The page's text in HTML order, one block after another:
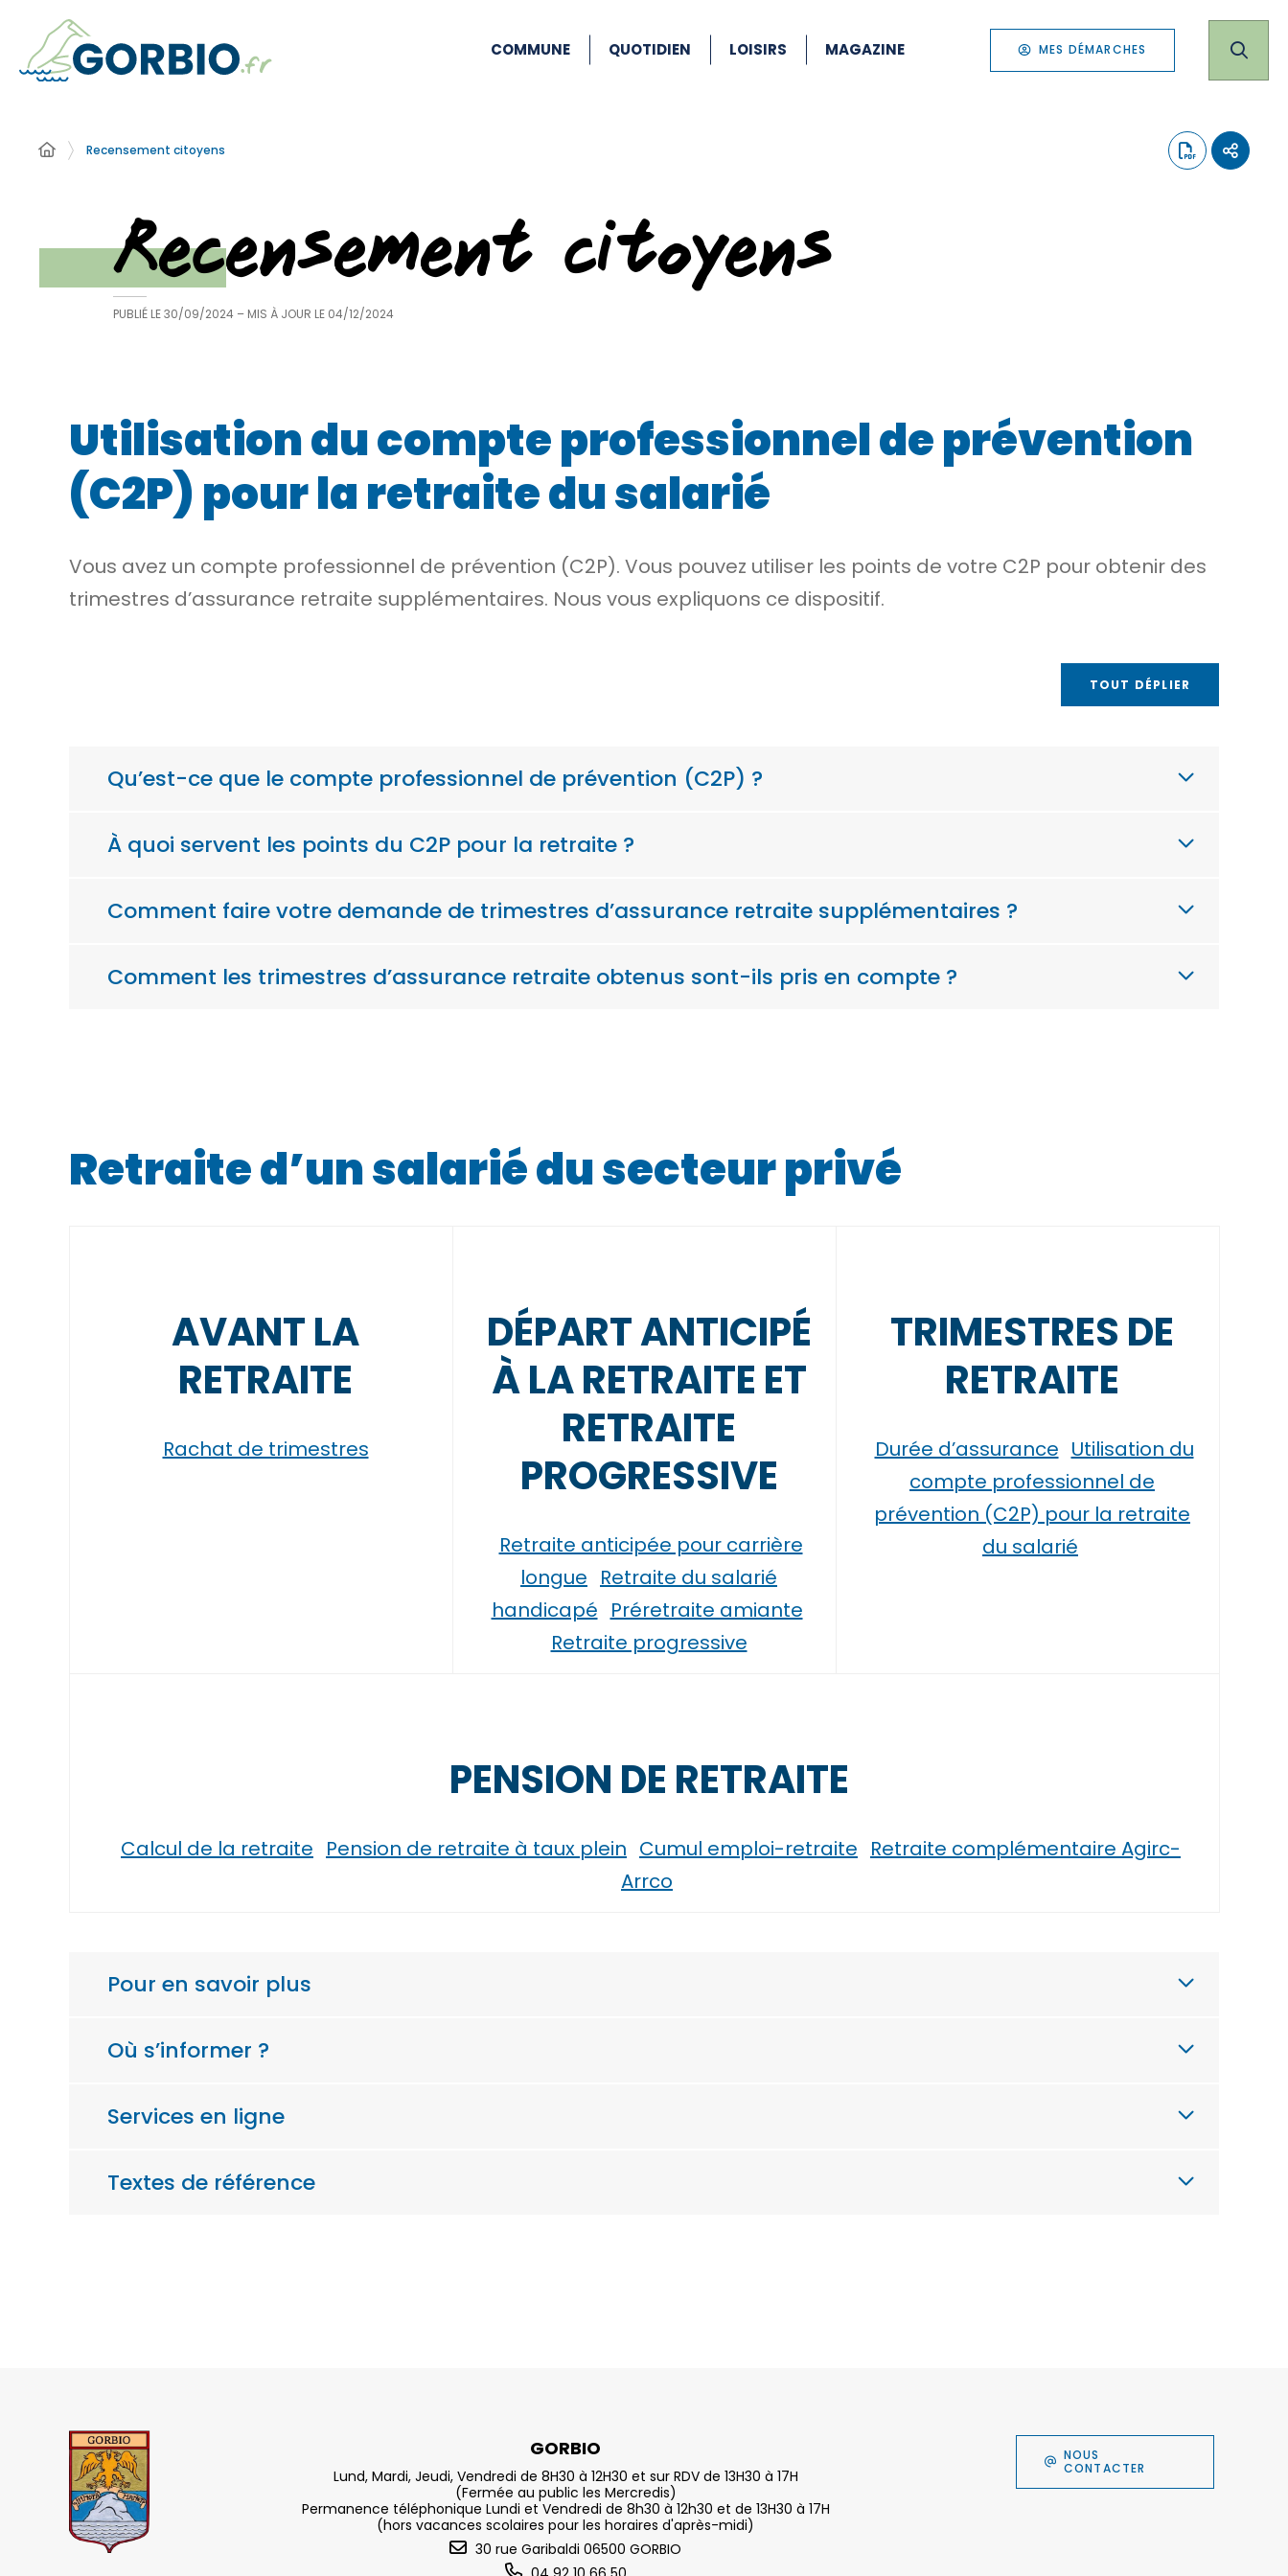
COMMUNE QUOTIDIEN LOISIRS MAGAZINE MES DÉMARCHES
Recensement citoyens
Recensement citoyens
PUBLIÉ LE30/09/2024 – MIS À JOUR LE 04/12/2024
Utilisation du compte professionnel de prévention
(C2P) pour la retraite du salarié
Vous avez un compte professionnel de prévention (C2P). Vous pouvez utiliser les points de votre C2P pour obtenir des
trimestres d’assurance retraite supplémentaires. Nous vous expliquons ce dispositif.
TOUT DÉPLIER
Qu’est-ce que le compte professionnel de prévention (C2P) ?
À quoi servent les points du C2P pour la retraite ?
Comment faire votre demande de trimestres d’assurance retraite supplémentaires ?
Comment les trimestres d’assurance retraite obtenus sont-ils pris en compte ?
Retraite d’un salarié du secteur privé
AVANT LA
RETRAITE
Rachat de trimestres
DÉPART ANTICIPÉ
À LA RETRAITE ET
RETRAITE
PROGRESSIVE
Retraite anticipée pour carrière
longue Retraite du salarié
handicapé Préretraite amiante
Retraite progressive
TRIMESTRES DE
RETRAITE
Durée d’assurance Utilisation du
compte professionnel de
prévention (C2P) pour la retraite
du salarié
PENSION DE RETRAITE
Calcul de la retraite Pension de retraite à taux plein Cumul emploi-retraite Retraite complémentaire Agirc-
Arrco
Pour en savoir plus
Où s’informer ?
Services en ligne
Textes de référence
GORBIO
Lund, Mardi, Jeudi, Vendredi de 8H30 à 12H30 et sur RDV de 13H30 à 17H
(Fermée au public les Mercredis)
Permanence téléphonique Lundi et Vendredi de 8h30 à 12h30 et de 13H30 à 17H
(hors vacances scolaires pour les horaires d'après-midi)
30 rue Garibaldi 06500 GORBIO
NOUS
CONTACTER